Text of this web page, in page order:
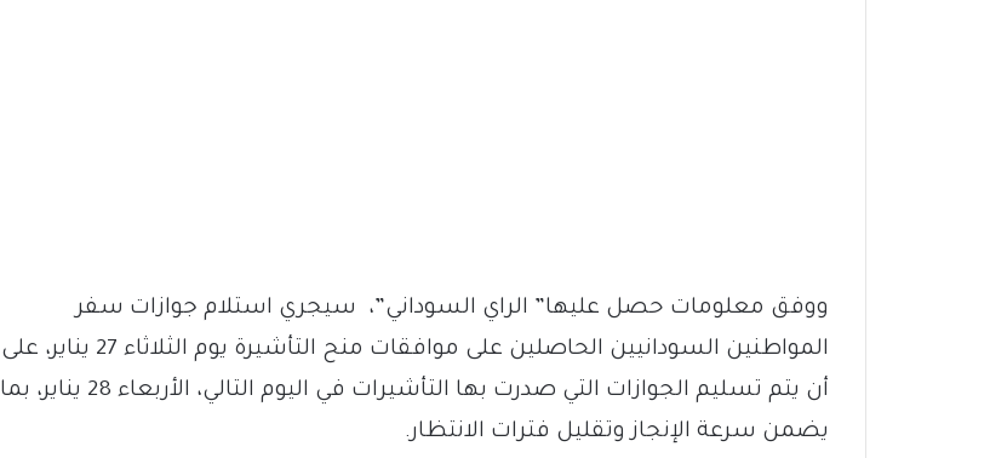
ووفق معلومات حصل عليها” الراي السوداني”، سيجري استلام جوازات سفر
المواطنين السودانيين الحاصلين على موافقات منح التأشيرة يوم الثلاثاء 27 يناير، على
أن يتم تسليم الجوازات التي صدرت بها التأشيرات في اليوم التالي، الأربعاء 28 يناير، بما
يضمن سرعة الإنجاز وتقليل فترات الانتظار.